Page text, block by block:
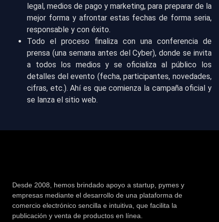
legal, medios de pago y marketing, para preparar de la
mejor forma y afrontar estas fechas de forma seria,
responsable y con éxito.
Todo el proceso finaliza con una conferencia de
prensa (una semana antes del Cyber), donde se invita
a todos los medios y se oficializa al público los
detalles del evento (fecha, participantes, novedades,
cifras, etc.). Ahí es que comienza la campaña oficial y
se lanza el sitio web.
Desde 2008, hemos brindado apoyo a startup, pymes y
empresas mediante el desarrollo de una plataforma de
comercio electrónico sencilla e intuitiva, que facilita la
publicación y venta de productos en línea.